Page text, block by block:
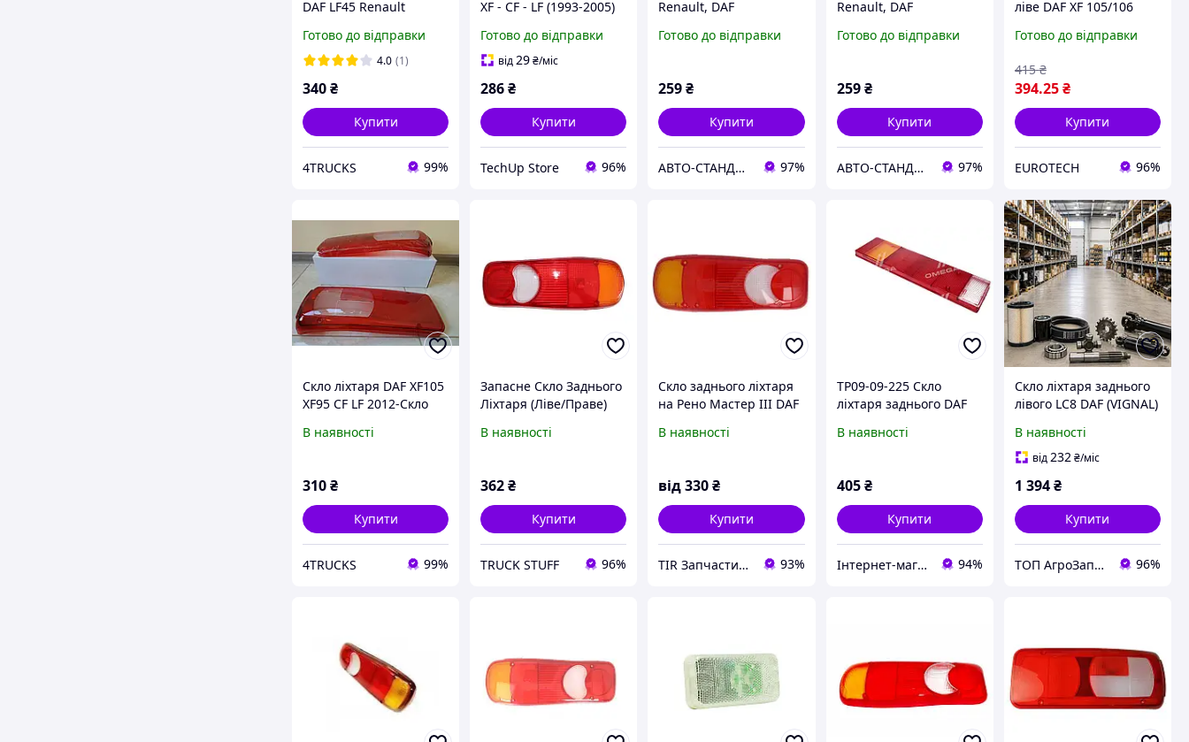
DAF LF45 Renault
MIDLUM VOLVO FL Opel
Movano Fiat Ducato
Готово до відправки
4.0 (1)
340₴
Купити
4TRUCKS 99%
XF - CF - LF (1993-2005)
Готово до відправки
від29₴/міс
286₴
Купити
TechUp Store 96%
Renault, DAF
Готово до відправки
259₴
Купити
АВТО-СТАНДАРТ 97%
Renault, DAF
Готово до відправки
259 ₴
Купити
АВТО-СТАНДАРТ 97%
ліве DAF XF 105/106
(Туреччина, арт.
Готово до відправки
394.25₴
415 ₴
Купити
EUROTECH 96%
Скло ліхтаря DAF XF105
XF95 CF LF 2012-Скло
заднього ліхтаря ДАФ
В наявності
310₴
Купити
4TRUCKS 99%
Запасне Скло Заднього
Ліхтаря (Ліве/Праве)
та Renault
В наявності
362₴
Купити
TRUCK STUFF 96%
Скло заднього ліхтаря
на Рено Мастер III DAF
PREMIUM 1401731
В наявності
від330₴
Купити
TIR Запчастини 93%
TP09-09-225 Скло
ліхтаря заднього DAF
(P/L) (1993-2005)
В наявності
405 ₴
Купити
Інтернет-магазин запчастин МАЗ КАМАЗ КРАЗ ЗИЛ ГАЗ "Орбіта Запчастина" 94%
Скло ліхтаря заднього
лівого LC8 DAF (VIGNAL)
В наявності
від232₴/міс
1 394₴
Купити
ТОП АгроЗапчастина 96%